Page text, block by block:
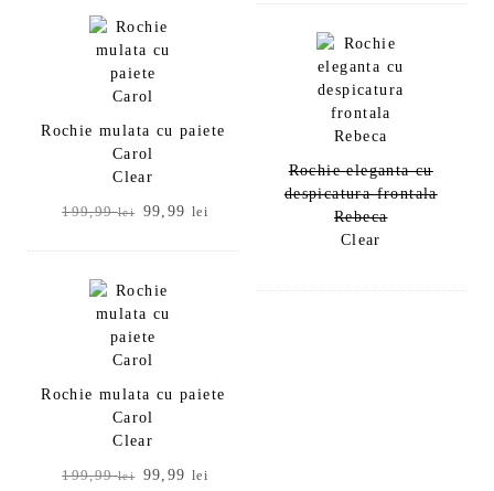
Rochie mulata cu paiete
Carol
Clear
199,99lei
Prețul
a
99,99 lei
este:
Rochie mulata cu paiete
Carol
Clear
199,99lei
Prețul
99,99 lei
Rochie eleganta cu
despicatura frontala
Rebeca
Clear